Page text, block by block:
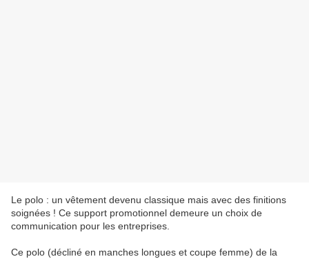
Le polo : un vêtement devenu classique mais avec des finitions
soignées ! Ce support promotionnel demeure un choix de
communication pour les entreprises.
Ce polo (décliné en manches longues et coupe femme) de la